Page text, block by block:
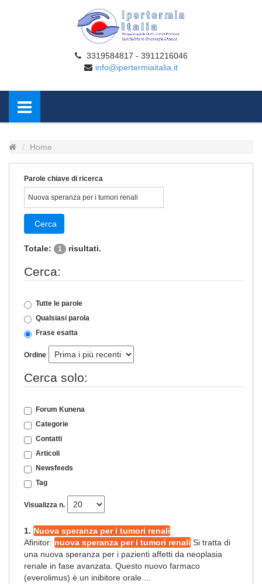
3319584817 - 3911216046
info@ipertermiaitalia.it
Home
Parole chiave di ricerca
Cerca
Totale: 1 risultati.
Cerca:
Tutte le parole
Qualsiasi parola
Frase esatta
Ordine
Cerca solo:
Forum Kunena
Categorie
Contatti
Articoli
Newsfeeds
Tag
Visualizza n.
1. Nuova speranza per i tumori renali
Afinitor: nuova speranza per i tumori renali Si tratta di
una nuova speranza per i pazienti affetti da neoplasia
renale in fase avanzata. Questo nuovo farmaco
(everolimus) è un inibitore orale ...